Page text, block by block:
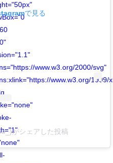
www.w3.org/2000/svg"
www.w3.org/1999/
で見る
がシェアした投稿